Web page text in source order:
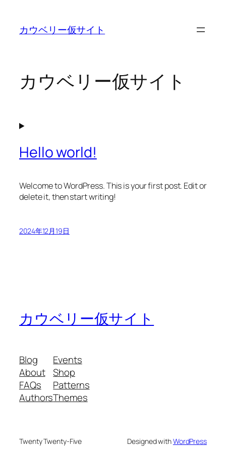
カウベリー仮サイト
カウベリー仮サイト
Hello world!
Welcome to WordPress. This is your first post. Edit or
delete it, then start writing!
2024年12月19日
カウベリー仮サイト
Blog
About
FAQs
Authors
Events
Shop
Patterns
Themes
Twenty Twenty-Five Designed withWordPress